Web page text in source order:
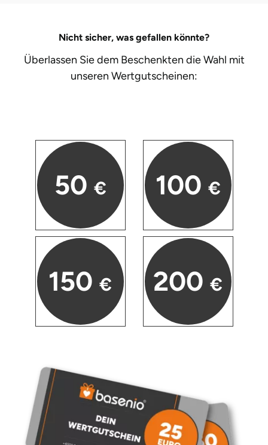
Nicht sicher, was gefallen könnte?
Überlassen Sie dem Beschenkten die Wahl mit
unseren Wertgutscheinen:
50 €
150 €
100 €
200 €